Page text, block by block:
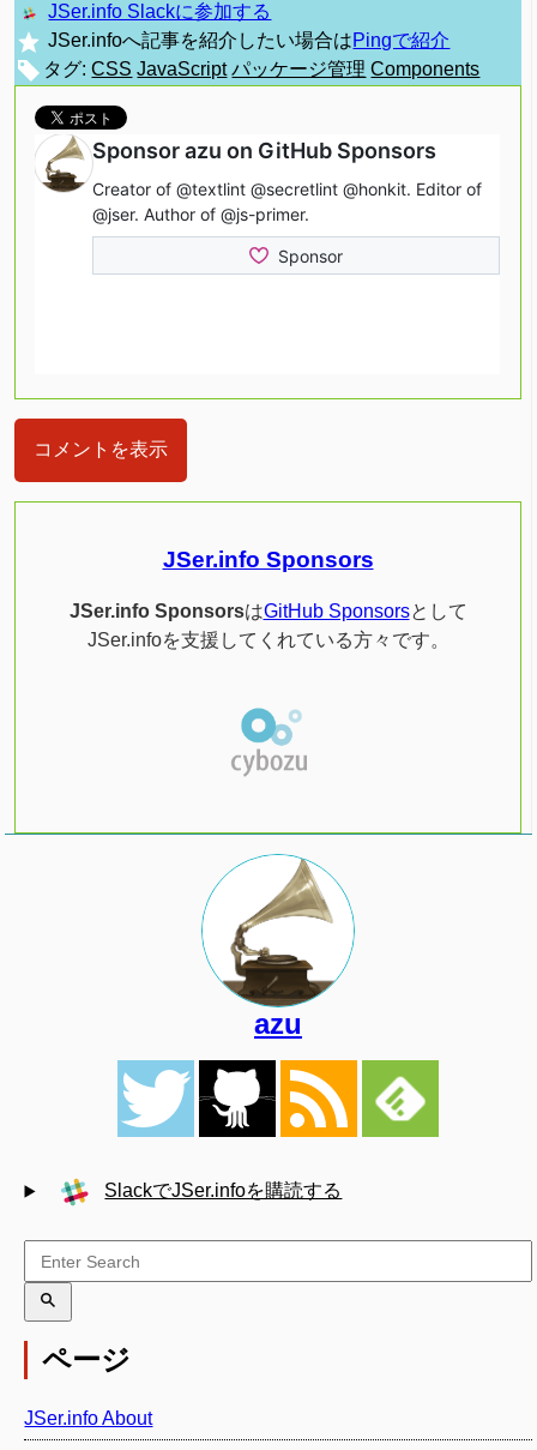
JSer.info Slackに参加する
JSer.infoへ記事を紹介したい場合はPingで紹介
タグ: CSS JavaScript パッケージ管理 Components
コメントを表示
JSer.info Sponsors
JSer.info SponsorsはGitHub Sponsorsとして
JSer.infoを支援してくれている方々です。
azu
SlackでJSer.infoを購読する
ページ
JSer.info About